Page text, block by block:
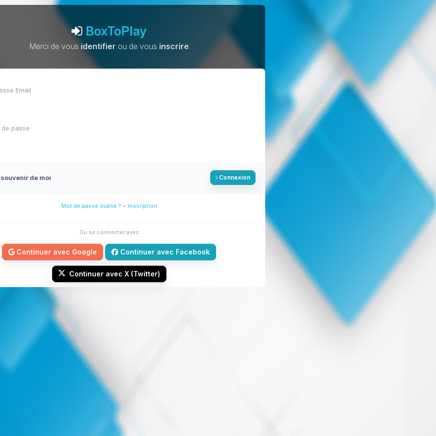
BoxToPlay
Merci de vousidentifier ou de vous inscrire
de moi Connexion
Mot de passe oublié ? - Inscription
Ou se connecter avec
Continuer avec Google Continuer avec Facebook
Continuer avec X (Twitter)